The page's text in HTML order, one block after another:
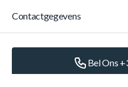
Contactgegevens
Bel Ons